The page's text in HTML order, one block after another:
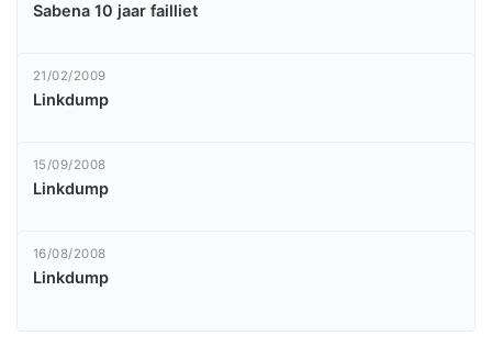
Sabena 10 jaar failliet
21/02/2009
Linkdump
15/09/2008
Linkdump
16/08/2008
Linkdump